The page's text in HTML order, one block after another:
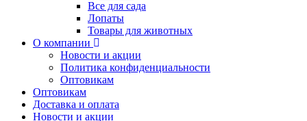
Все для сада
Лопаты
Товары для животных
О компании
Новости и акции
Политика конфиденциальности
Оптовикам
Оптовикам
Доставка и оплата
Новости и акции